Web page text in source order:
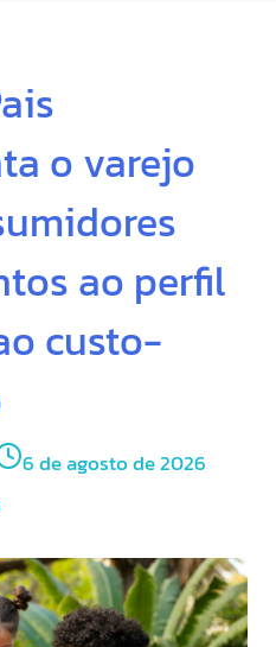
o varejo
ao perfil
custo-
6 de agosto de 2026